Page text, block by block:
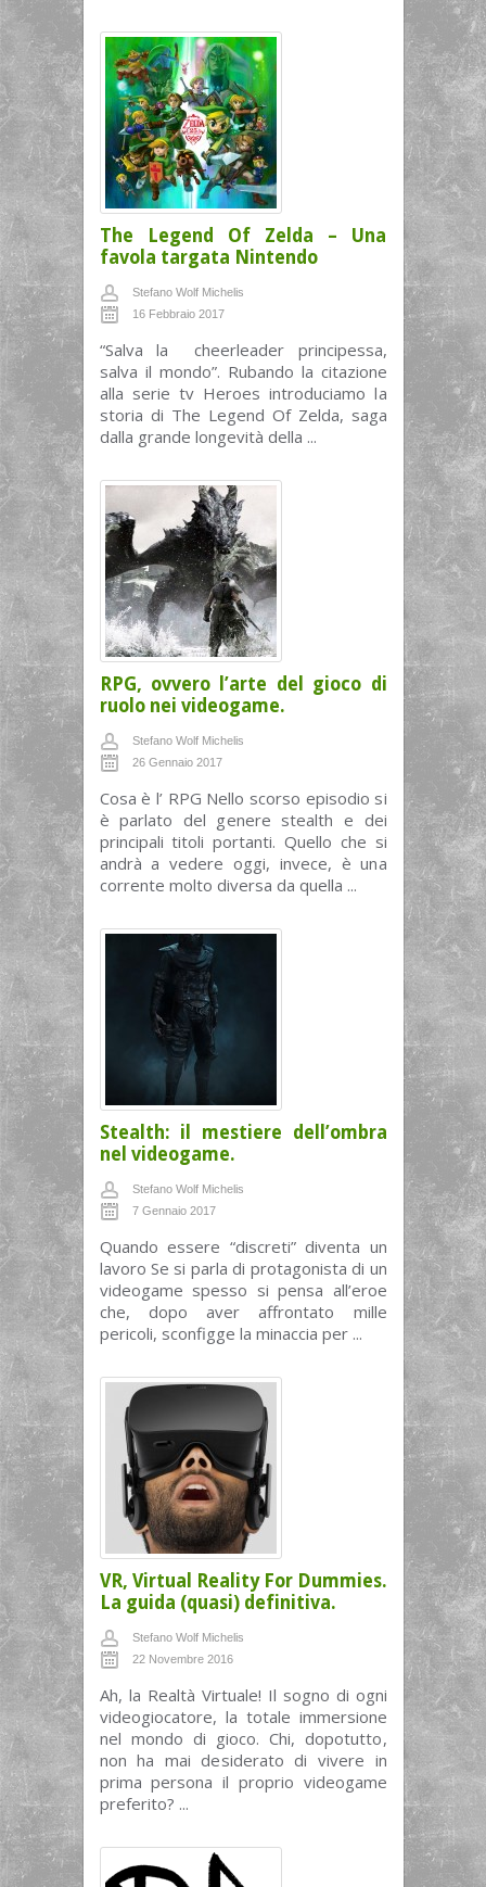
The Legend Of Zelda – Una
favola targata Nintendo
Stefano Wolf Michelis
16 Febbraio 2017
“Salva la cheerleader principessa,
salva il mondo”. Rubando la citazione
alla serie tv Heroes introduciamo la
storia di The Legend Of Zelda, saga
dalla grande longevità della ...
RPG, ovvero l’arte del gioco di
ruolo nei videogame.
Stefano Wolf Michelis
26 Gennaio 2017
Cosa è l’ RPG Nello scorso episodio si
è parlato del genere stealth e dei
principali titoli portanti. Quello che si
andrà a vedere oggi, invece, è una
corrente molto diversa da quella ...
Stealth: il mestiere dell’ombra
nel videogame.
Stefano Wolf Michelis
7 Gennaio 2017
Quando essere “discreti” diventa un
lavoro Se si parla di protagonista di un
videogame spesso si pensa all’eroe
che, dopo aver affrontato mille
pericoli, sconfigge la minaccia per ...
VR, Virtual Reality For Dummies.
La guida (quasi) definitiva.
Stefano Wolf Michelis
22 Novembre 2016
Ah, la Realtà Virtuale! Il sogno di ogni
videogiocatore, la totale immersione
nel mondo di gioco. Chi, dopotutto,
non ha mai desiderato di vivere in
prima persona il proprio videogame
preferito? ...